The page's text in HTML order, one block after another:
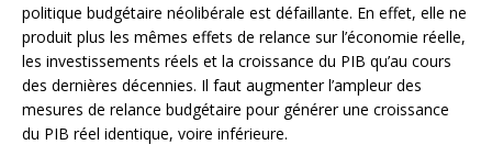
politique budgétaire néolibérale est défaillante. En effet, elle ne
produit plus les mêmes effets de relance sur l’économie réelle,
les investissements réels et la croissance du PIB qu’au cours
des dernières décennies. Il faut augmenter l’ampleur des
mesures de relance budgétaire pour générer une croissance
du PIB réel identique, voire inférieure.